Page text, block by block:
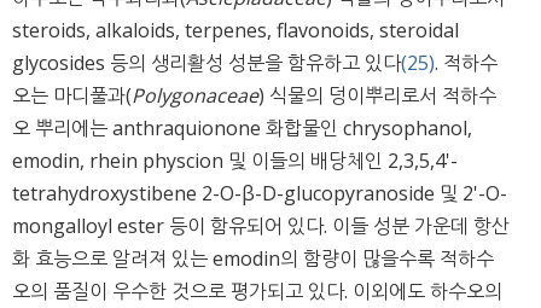
steroids, alkaloids, terpenes, flavonoids, steroidal
glycosides 등의 생리활성 성분을 함유하고 있다(25). 적하수
오는 마디풀과(Polygonaceae) 식물의 덩이뿌리로서 적하수
오 뿌리에는 anthraquionone 화합물인 chrysophanol,
emodin, rhein physcion 및 이들의 배당체인 2,3,5,4'-
tetrahydroxystibene 2-O-β-D-glucopyranoside 및 2'-O-
mongalloyl ester 등이 함유되어 있다. 이들 성분 가운데 항산
화 효능으로 알려져 있는 emodin의 함량이 많을수록 적하수
오의 품질이 우수한 것으로 평가되고 있다. 이외에도 하수오의